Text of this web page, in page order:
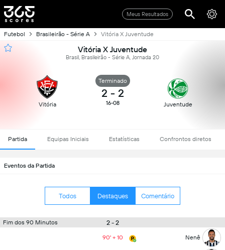
Meus Resultados
Futebol Brasileirão - Série A Vitória X Juventude
Vitória X Juventude
Brasil, Brasileirão - Série A, Jornada 20
Vitória
Terminado
2 - 2
16-08 Juventude
Partida Equipas Iniciais Estatísticas Confrontos diretos
Eventos da Partida
Todos Destaques Comentário
Fim dos 90 Minutos 2 - 2
90' + 10 Nenê